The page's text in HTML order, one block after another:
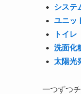
システ
ユニッ
トイレ
洗面化
太陽光
一つずつ